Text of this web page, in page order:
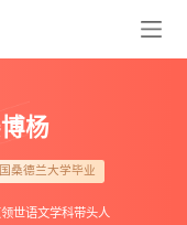
杨
桑德兰大学毕业
世语文学科带头人